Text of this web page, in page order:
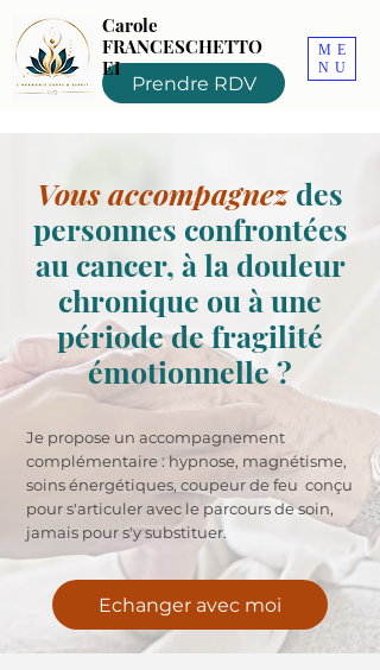
Prendre RDV
ME
NU
Carole
FRANCESCHETTO
EI
Vous accompagnezdes
personnes confrontées
au cancer, à la douleur
chronique ou à une
période de fragilité
émotionnelle ?
Je propose un accompagnement
complémentaire : hypnose, magnétisme,
soins énergétiques, coupeur de feu conçu
pour s'articuler avec le parcours de soin,
jamais pour s'y substituer.
Echanger avec moi